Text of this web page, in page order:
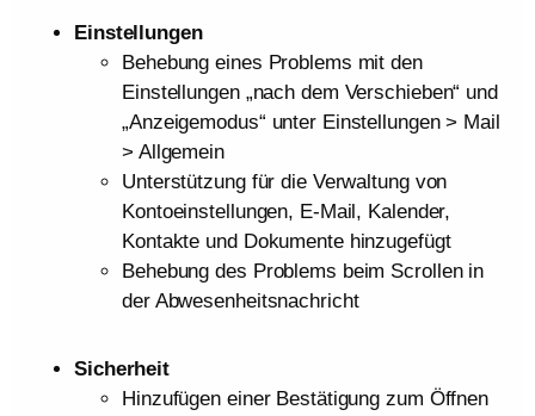
Einstellungen
Behebung eines Problems mit den
Einstellungen „nach dem Verschieben“ und
„Anzeigemodus“ unter Einstellungen > Mail
> Allgemein
Unterstützung für die Verwaltung von
Kontoeinstellungen, E-Mail, Kalender,
Kontakte und Dokumente hinzugefügt
Behebung des Problems beim Scrollen in
der Abwesenheitsnachricht
Sicherheit
Hinzufügen einer Bestätigung zum Öffnen